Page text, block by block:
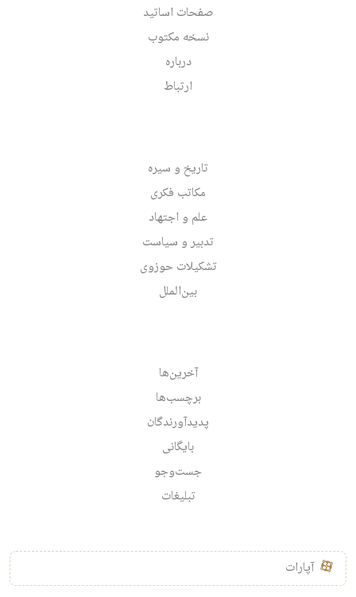
صفحات اساتید
نسخه مکتوب
درباره
ارتباط
تاریخ و سیره
مکاتب فکری
علم و اجتهاد
تدبیر و سیاست
تشکیلات حوزوی
بین‌الملل
آخرین‌ها
برچسب‌ها
پدیدآورندگان
بایگانی
جست‌وجو
تبلیغات
آپارات